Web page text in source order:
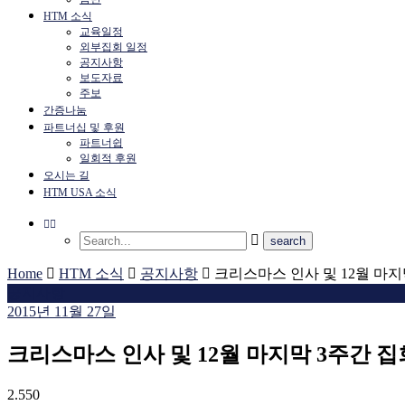
HTM 소식
교육일정
외부집회 일정
공지사항
보도자료
주보
간증나눔
파트너십 및 후원
파트너쉽
일회적 후원
오시는 길
HTM USA 소식
Home HTM 소식 공지사항
크리스마스 인사 및 12월 마
2015년 11월 27일
크리스마스 인사 및 12월 마지막 3주간 집
2.550